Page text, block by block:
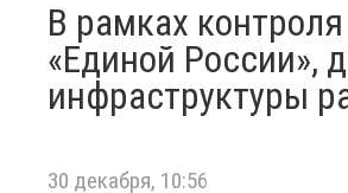
В рамках
«Единой России»,
инфраструктуры
30 декабря, 10:56